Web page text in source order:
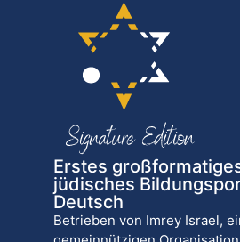
Erstes
jüdisches
Deutsch
Betrieben von Imrey Israel,